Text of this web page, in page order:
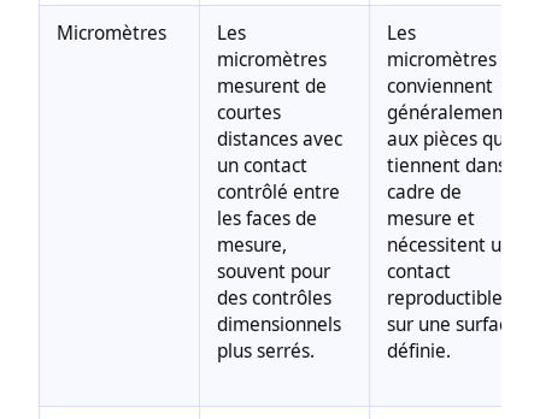
Micromètres
Les
micromètres
mesurent de
courtes
distances avec
un contact
contrôlé entre
les faces de
mesure,
souvent pour
des contrôles
dimensionnels
plus serrés.
Les
micromètres
conviennent
généralement
aux pièces qui
tiennent dans le
cadre de
mesure et
nécessitent un
contact
reproductible
sur une surface
définie.